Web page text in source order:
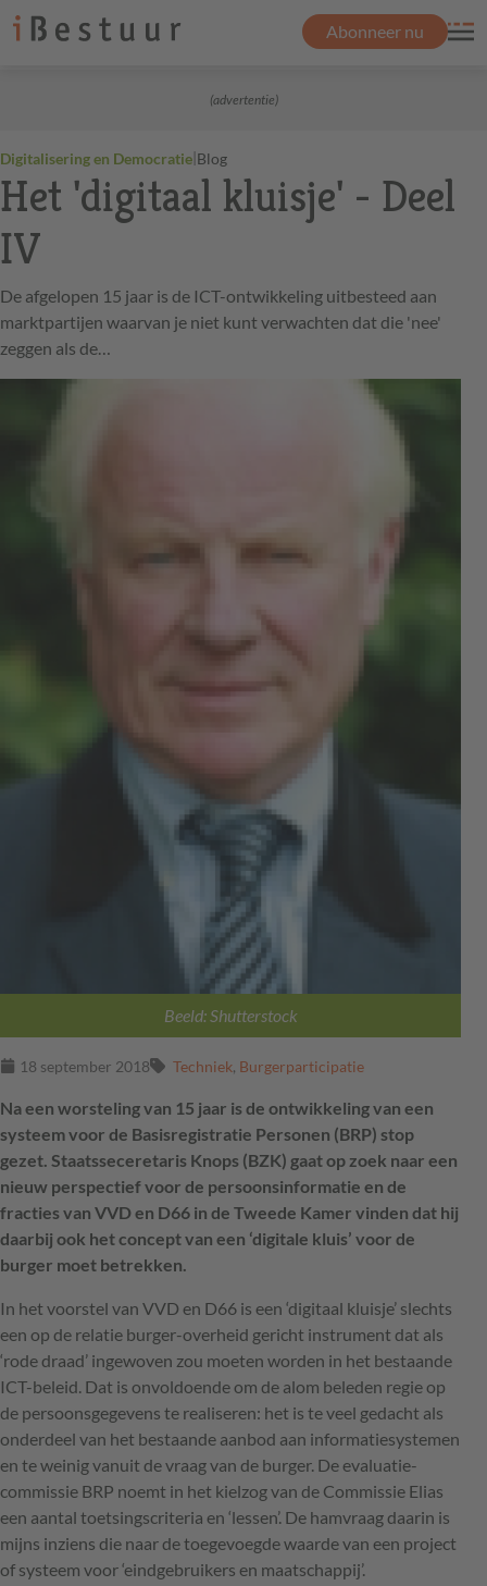
Abonneer nu
(advertentie)
Digitalisering en Democratie|Blog
Het 'digitaal kluisje' - Deel
IV
De afgelopen 15 jaar is de ICT-ontwikkeling uitbesteed aan
marktpartijen waarvan je niet kunt verwachten dat die 'nee'
zeggen als de…
Beeld: Shutterstock
18 september 2018 Techniek, Burgerparticipatie
Na een worsteling van 15 jaar is de ontwikkeling van een
systeem voor de Basisregistratie Personen (BRP) stop
gezet. Staatsseceretaris Knops (BZK) gaat op zoek naar een
nieuw perspectief voor de persoonsinformatie en de
fracties van VVD en D66 in de Tweede Kamer vinden dat hij
daarbij ook het concept van een ‘digitale kluis’ voor de
burger moet betrekken.
In het voorstel van VVD en D66 is een ‘digitaal kluisje’ slechts
een op de relatie burger-overheid gericht instrument dat als
‘rode draad’ ingewoven zou moeten worden in het bestaande
ICT-beleid. Dat is onvoldoende om de alom beleden regie op
de persoonsgegevens te realiseren: het is te veel gedacht als
onderdeel van het bestaande aanbod aan informatiesystemen
en te weinig vanuit de vraag van de burger. De evaluatie-
commissie BRP noemt in het kielzog van de Commissie Elias
een aantal toetsingscriteria en ‘lessen’. De hamvraag daarin is
mijns inziens die naar de toegevoegde waarde van een project
of systeem voor ‘eindgebruikers en maatschappij’.